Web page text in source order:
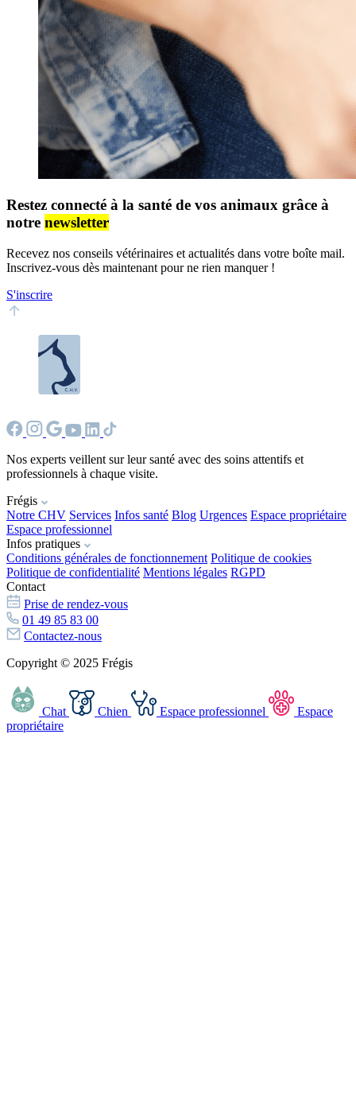
Restez connecté à la santé de vos animaux grâce à
notre newsletter
Recevez nos conseils vétérinaires et actualités dans votre boîte mail.
Inscrivez-vous dès maintenant pour ne rien manquer !
S'inscrire
Nos experts veillent sur leur santé avec des soins attentifs et
professionnels à chaque visite.
Frégis
Notre CHV Services Infos santé Blog Urgences Espace propriétaire
Espace professionnel
Infos pratiques
Conditions générales de fonctionnement Politique de cookies
Politique de confidentialité Mentions légales RGPD
Contact
Prise de rendez-vous
01 49 85 83 00
Contactez-nous
Copyright © 2025 Frégis
Chat Chien Espace professionnel
Espace
propriétaire